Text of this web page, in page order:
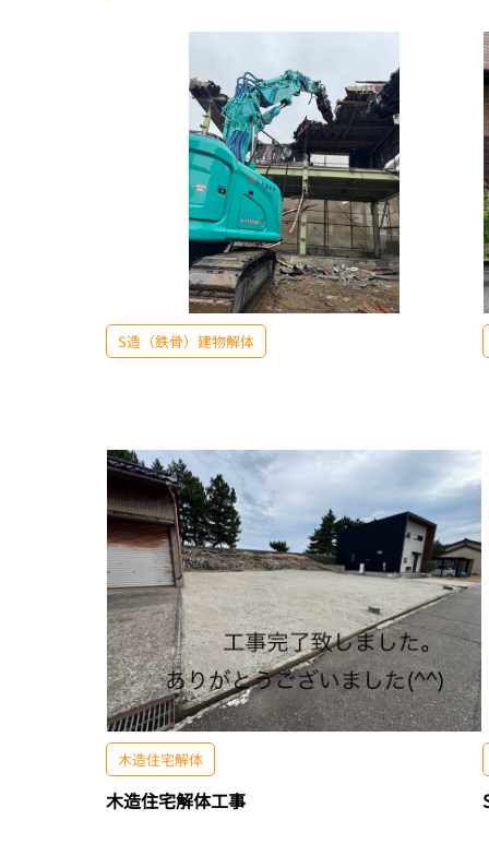
S造（鉄骨）建物解体
木造住宅解体
木造住宅解体工事